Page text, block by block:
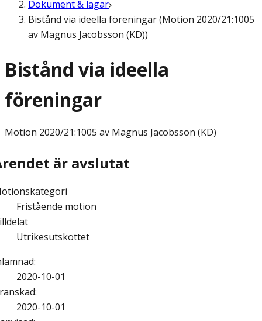
Dokument & lagar
Bistånd via ideella föreningar (Motion 2020/21:1005
av Magnus Jacobsson (KD))
Bistånd via ideella
föreningar
Motion 2020/21:1005 av Magnus Jacobsson (KD)
är avslutat
Fristående motion
Utrikesutskottet
:
2020-10-01
:
2020-10-01